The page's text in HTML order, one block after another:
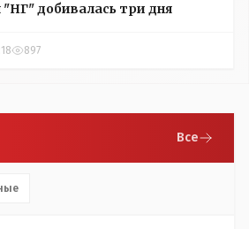
добивалась три дня
897
Все